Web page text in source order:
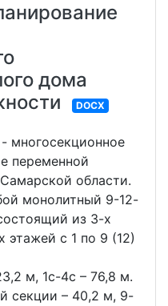
дома
DOCX
многосекционное
переменной
области.
монолитный 9-12-
из 3-х
этажей с 1 по 9 (12)
м, 1с-4с – 76,8 м.
секции – 40,2 м, 9-